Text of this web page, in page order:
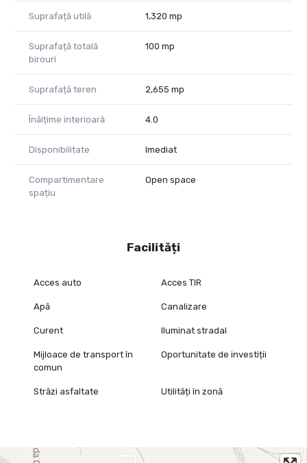
Suprafață utilă 1,320 mp
Suprafață totală
birouri
100 mp
Suprafață teren 2,655 mp
Înălțime interioară 4.0
Disponibilitate Imediat
Compartimentare
spațiu
Open space
Facilități
Acces auto Acces TIR
Apă Canalizare
Curent Iluminat stradal
Mijloace de transport în
comun
Oportunitate de investiții
Străzi asfaltate Utilități în zonă